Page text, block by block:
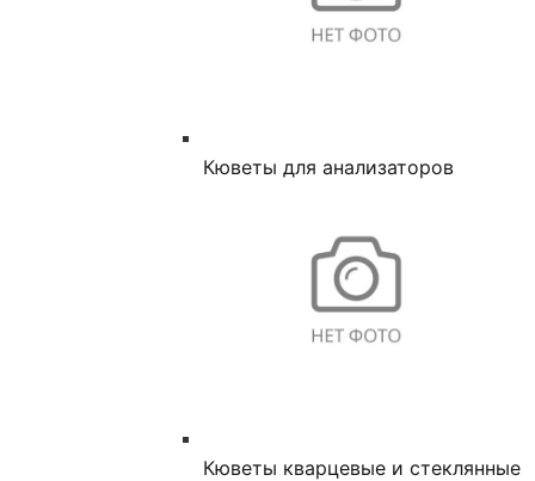
Кюветы для анализаторов
Кюветы кварцевые и стеклянные